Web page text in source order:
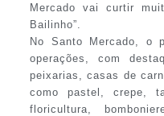
Mercado vai curtir
Bailinho”.
No Santo Mercado, o
operações, com
peixarias, casas de
como pastel, crepe,
floricultura,